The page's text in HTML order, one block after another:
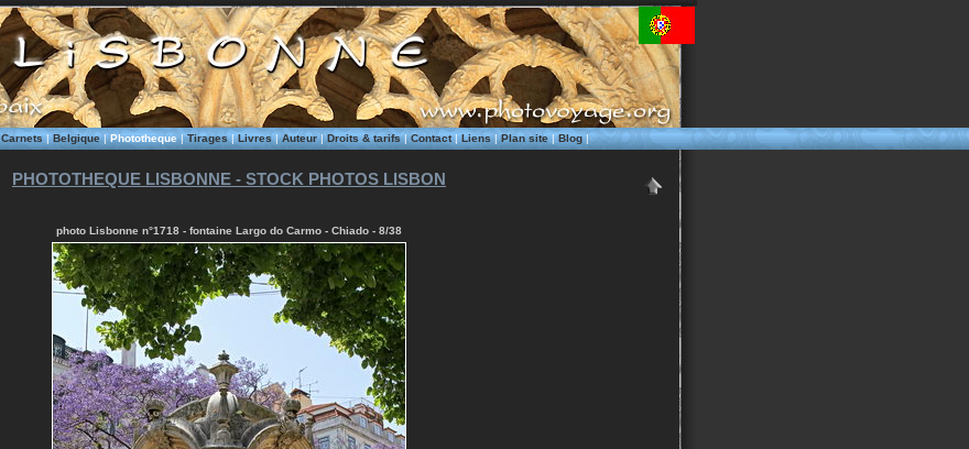
Carnets|Belgique|Phototheque|Tirages|Livres|Auteur|Droits & tarifs|Contact|Liens|Plan site|Blog|
PHOTOTHEQUE LISBONNE - STOCK PHOTOS LISBON
photo Lisbonne n°1718 - fontaine Largo do Carmo - Chiado - 8/38